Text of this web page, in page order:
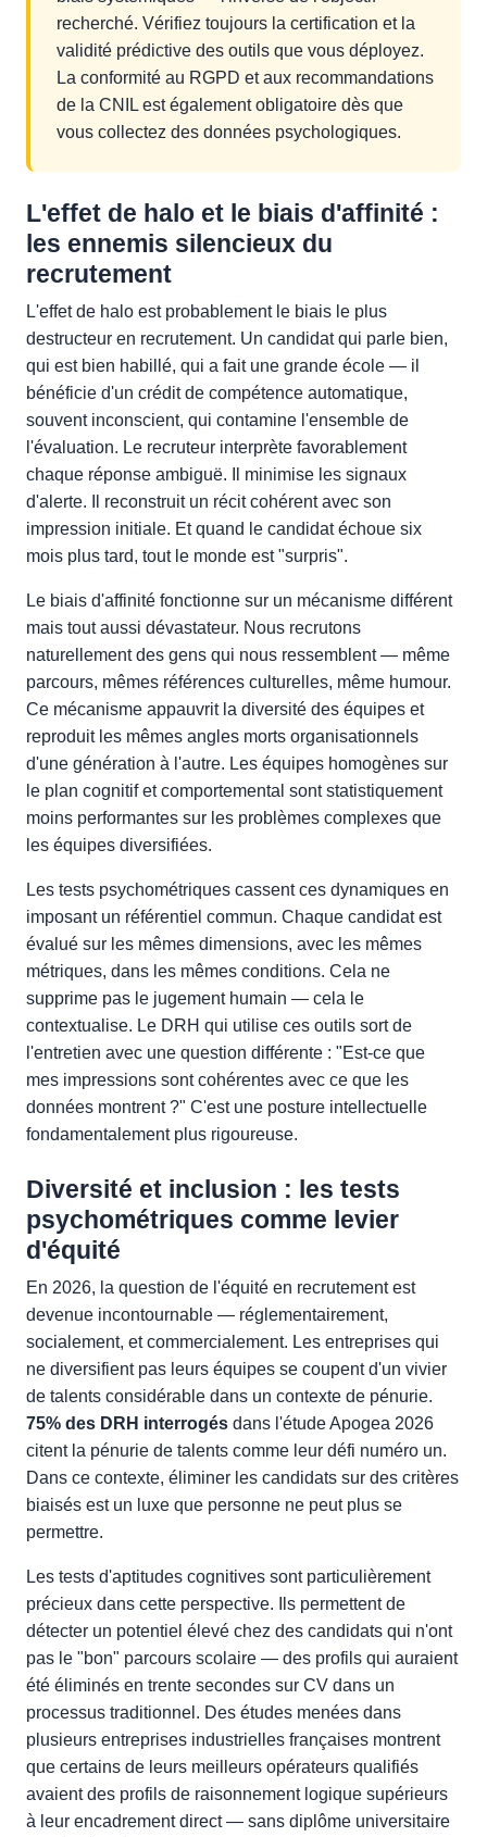
recherché. Vérifiez toujours la certification et la
validité prédictive des outils que vous déployez.
La conformité au RGPD et aux recommandations
de la CNIL est également obligatoire dès que
vous collectez des données psychologiques.
L'effet de halo et le biais d'affinité :
les ennemis silencieux du
recrutement
L'effet de halo est probablement le biais le plus
destructeur en recrutement. Un candidat qui parle bien,
qui est bien habillé, qui a fait une grande école — il
bénéficie d'un crédit de compétence automatique,
souvent inconscient, qui contamine l'ensemble de
l'évaluation. Le recruteur interprète favorablement
chaque réponse ambiguë. Il minimise les signaux
d'alerte. Il reconstruit un récit cohérent avec son
impression initiale. Et quand le candidat échoue six
mois plus tard, tout le monde est "surpris".
Le biais d'affinité fonctionne sur un mécanisme différent
mais tout aussi dévastateur. Nous recrutons
naturellement des gens qui nous ressemblent — même
parcours, mêmes références culturelles, même humour.
Ce mécanisme appauvrit la diversité des équipes et
reproduit les mêmes angles morts organisationnels
d'une génération à l'autre. Les équipes homogènes sur
le plan cognitif et comportemental sont statistiquement
moins performantes sur les problèmes complexes que
les équipes diversifiées.
Les tests psychométriques cassent ces dynamiques en
imposant un référentiel commun. Chaque candidat est
évalué sur les mêmes dimensions, avec les mêmes
métriques, dans les mêmes conditions. Cela ne
supprime pas le jugement humain — cela le
contextualise. Le DRH qui utilise ces outils sort de
l'entretien avec une question différente : "Est-ce que
mes impressions sont cohérentes avec ce que les
données montrent ?" C'est une posture intellectuelle
fondamentalement plus rigoureuse.
Diversité et inclusion : les tests
psychométriques comme levier
d'équité
En 2026, la question de l'équité en recrutement est
devenue incontournable — réglementairement,
socialement, et commercialement. Les entreprises qui
ne diversifient pas leurs équipes se coupent d'un vivier
de talents considérable dans un contexte de pénurie.
75% des DRH interrogés dans l'étude Apogea 2026
citent la pénurie de talents comme leur défi numéro un.
Dans ce contexte, éliminer les candidats sur des critères
biaisés est un luxe que personne ne peut plus se
permettre.
Les tests d'aptitudes cognitives sont particulièrement
précieux dans cette perspective. Ils permettent de
détecter un potentiel élevé chez des candidats qui n'ont
pas le "bon" parcours scolaire — des profils qui auraient
été éliminés en trente secondes sur CV dans un
processus traditionnel. Des études menées dans
plusieurs entreprises industrielles françaises montrent
que certains de leurs meilleurs opérateurs qualifiés
avaient des profils de raisonnement logique supérieurs
à leur encadrement direct — sans diplôme universitaire